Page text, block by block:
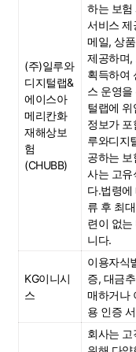
(주)일루와
디지털랩&
에이스아
메리칸화
재해상보
험
(CHUBB)
하는 보험
서비스 제
메일, 상
제공하며,
획득하여
스 운영을
털랩에
정보가 포
루와디지
공하는
사는 고유
다.법령
류 후 최
련이 없
니다.
KG이니시
스
이용자식
증, 대금
매하거나
용 인증
회사는